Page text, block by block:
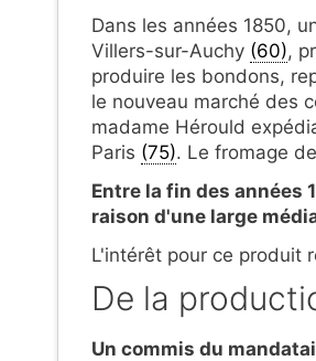
Dans les années 1850,
Villers-sur-Auchy (60),
produire les bondons,
le nouveau marché des
madame Hérould
Paris (75). Le fromage
Entre la fin des années
raison d'une large
L'intérêt pour ce produit
De la
Un commis du